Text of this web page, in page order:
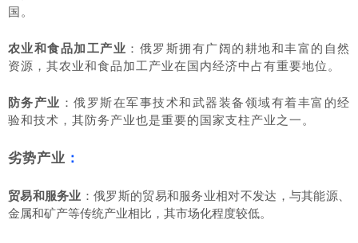
国。
农业和食品加工产业 ：俄罗斯拥有广阔的耕地和丰富的自然
资源，其农业和食品加工产业在国内经济中占有重要地位。
防务产业 ：俄罗斯在军事技术和武器装备领域有着丰富的经
验和技术，其防务产业也是重要的国家支柱产业之一。
劣势产业 ：
贸易和服务业 ：俄罗斯的贸易和服务业相对不发达，与其能源、
金属和矿产等传统产业相比，其市场化程度较低。